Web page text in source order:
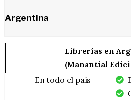
Argentina
Librerías en
(Manantial
En todo el país